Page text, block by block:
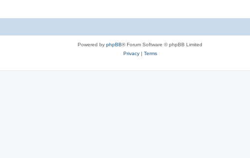
Powered by phpBB® Forum Software © phpBB Limited
Privacy| Terms